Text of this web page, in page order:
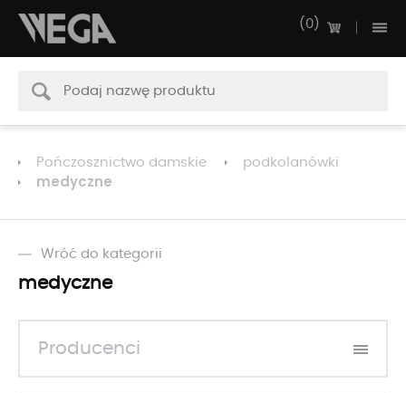
0
Pończosznictwo damskie podkolanówki
medyczne
Wróć do kategorii
medyczne
Producenci